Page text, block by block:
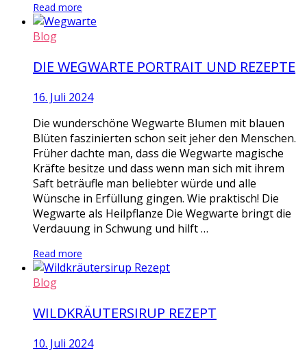
Read more
Blog
DIE WEGWARTE PORTRAIT UND REZEPTE
16. Juli 2024
Die wunderschöne Wegwarte Blumen mit blauen
Blüten faszinierten schon seit jeher den Menschen.
Früher dachte man, dass die Wegwarte magische
Kräfte besitze und dass wenn man sich mit ihrem
Saft beträufle man beliebter würde und alle
Wünsche in Erfüllung gingen. Wie praktisch! Die
Wegwarte als Heilpflanze Die Wegwarte bringt die
Verdauung in Schwung und hilft …
Read more
Blog
WILDKRÄUTERSIRUP REZEPT
10. Juli 2024